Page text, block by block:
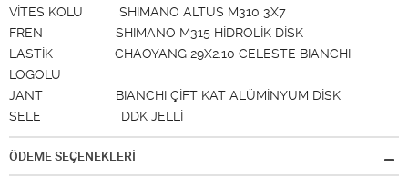
VİTES KOLU SHIMANO ALTUS M310 3X7
FREN SHIMANO M315 HİDROLİK DİSK
LASTİK CHAOYANG 29X2.10 CELESTE BIANCHI
LOGOLU
JANT BIANCHI ÇİFT KAT ALÜMİNYUM DİSK
SELE DDK JELLİ
ÖDEME SEÇENEKLERİ